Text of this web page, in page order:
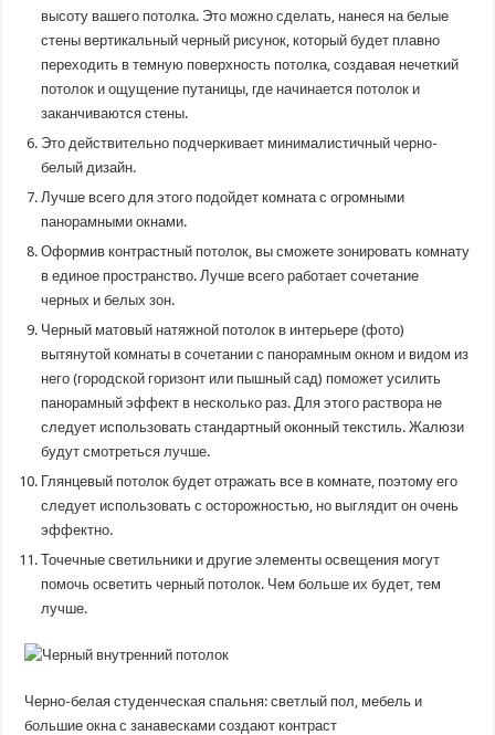
высоту вашего потолка. Это можно сделать, нанеся на белые
стены вертикальный черный рисунок, который будет плавно
переходить в темную поверхность потолка, создавая нечеткий
потолок и ощущение путаницы, где начинается потолок и
заканчиваются стены.
Это действительно подчеркивает минималистичный черно-
белый дизайн.
Лучше всего для этого подойдет комната с огромными
панорамными окнами.
Оформив контрастный потолок, вы сможете зонировать комнату
в единое пространство. Лучше всего работает сочетание
черных и белых зон.
Черный матовый натяжной потолок в интерьере (фото)
вытянутой комнаты в сочетании с панорамным окном и видом из
него (городской горизонт или пышный сад) поможет усилить
панорамный эффект в несколько раз. Для этого раствора не
следует использовать стандартный оконный текстиль. Жалюзи
будут смотреться лучше.
Глянцевый потолок будет отражать все в комнате, поэтому его
следует использовать с осторожностью, но выглядит он очень
эффектно.
Точечные светильники и другие элементы освещения могут
помочь осветить черный потолок. Чем больше их будет, тем
лучше.
Черно-белая студенческая спальня: светлый пол, мебель и
большие окна с занавесками создают контраст